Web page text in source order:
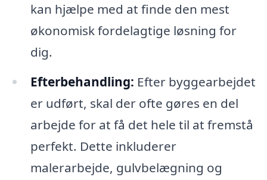
kan hjælpe med at finde den mest
økonomisk fordelagtige løsning for
dig.
Efterbehandling: Efter byggearbejdet
er udført, skal der ofte gøres en del
arbejde for at få det hele til at fremstå
perfekt. Dette inkluderer
malerarbejde, gulvbelægning og